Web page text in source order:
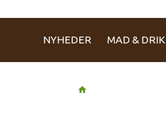
NYHEDER MAD &